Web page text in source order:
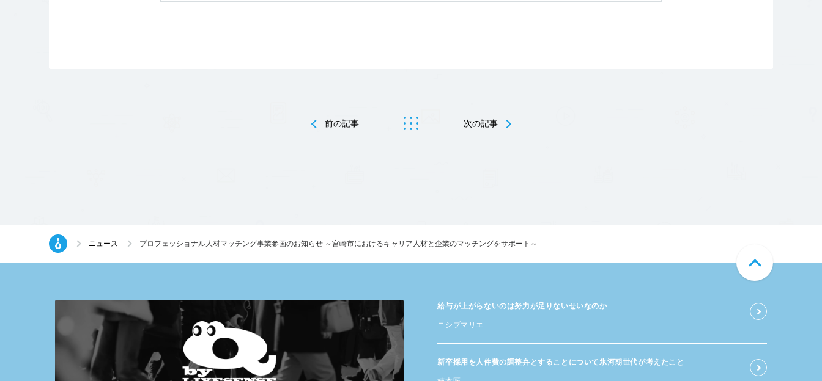
前の記事 次の記事
ニュース プロフェッショナル人材マッチング事業参画のお知らせ ～宮崎市におけるキャリア人材と企業のマッチングをサポート～
給与が​上がらないのは​努力が​足りないせいなのか
ニシブマリエ
新卒採用を​人件費の​調整弁と​する​ことに​ついて​氷河期世代が​考えた​こと